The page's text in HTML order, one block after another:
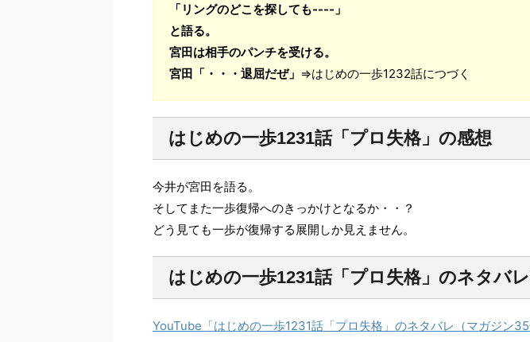
「リングのどこを探しても----」
と語る。
宮田は相手のパンチを受ける。
宮田「・・・退屈だぜ」 ⇒はじめの一歩1232話につづく
はじめの一歩1231話「プロ失格」の感想
今井が宮田を語る。
そしてまた一歩復帰へのきっかけとなるか・・？
どう見ても一歩が復帰する展開しか見えません。
はじめの一歩1231話「プロ失格」のネタバ
YouTube「はじめの一歩1231話「プロ失格」のネタバレ（マガジン35